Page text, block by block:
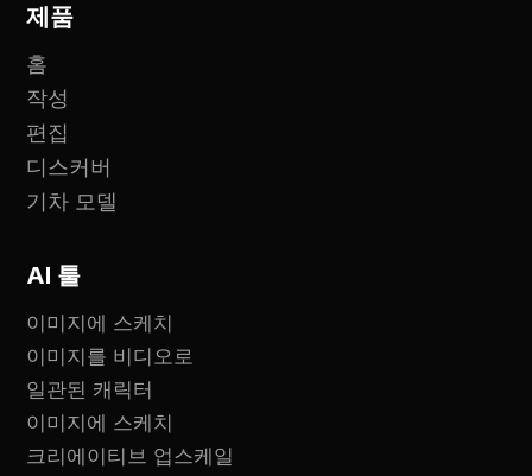
제품
홈
작성
편집
디스커버
기차 모델
AI 툴
이미지에 스케치
이미지를 비디오로
일관된 캐릭터
이미지에 스케치
크리에이티브 업스케일